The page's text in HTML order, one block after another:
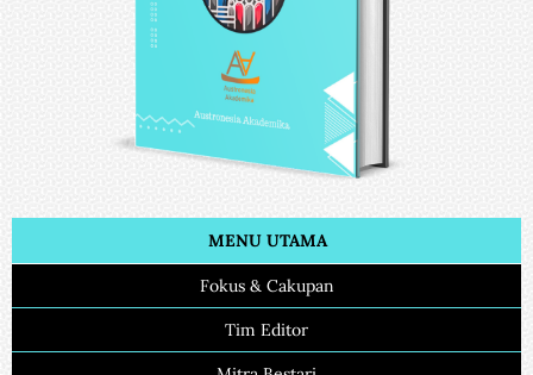
MENU UTAMA
Fokus & Cakupan
Tim Editor